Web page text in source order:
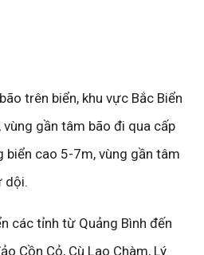
trên biển, khu vực Bắc Biển
gần tâm bão đi qua cấp
biển cao 5-7m, vùng gần tâm
dội.
các tỉnh từ Quảng Bình đến
Cồn Cỏ, Cù Lao Chàm, Lý